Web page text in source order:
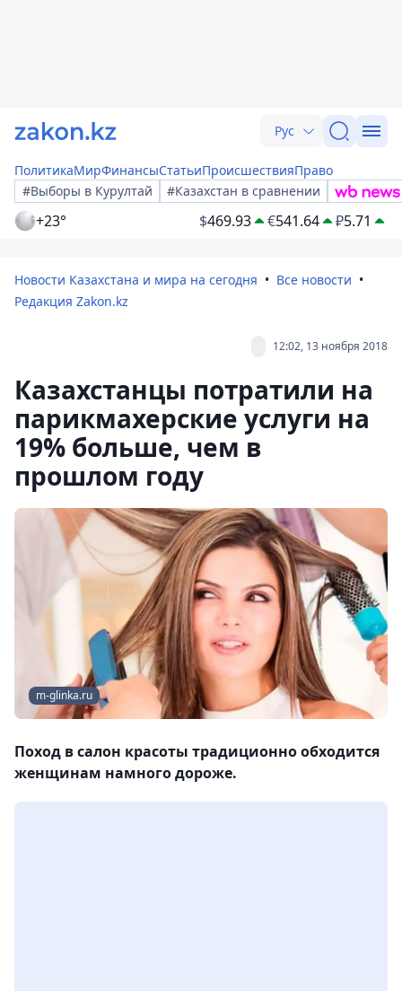
Рус
ПолитикаМирФинансыСтатьиПроисшествияПраво
#Выборы в Курултай
#Казахстан в сравнении
+23° $469.93 €541.64 ₽5.71
Новости Казахстана и мира на сегодня
Все новости
Редакция Zakon.kz
12:02, 13 ноября 2018
Казахстанцы потратили на
парикмахерские услуги на
19% больше, чем в
прошлом году
m-glinka.ru
Поход в салон красоты традиционно обходится
женщинам намного дороже.